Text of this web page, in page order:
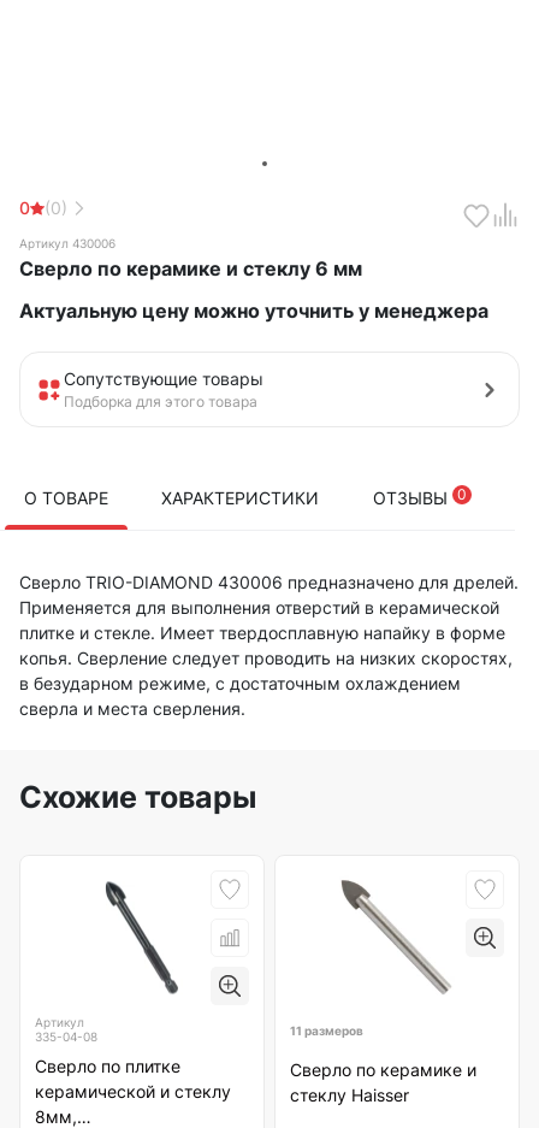
0 (0)
Артикул 430006
Сверло по керамике и стеклу 6 мм
Актуальную цену можно уточнить у менеджера
Сопутствующие товары
Подборка для этого товара
О ТОВАРЕ ХАРАКТЕРИСТИКИ ОТЗЫВЫ 0
Сверло TRIO-DIAMOND 430006 предназначено для дрелей.
Применяется для выполнения отверстий в керамической
плитке и стекле. Имеет твердосплавную напайку в форме
копья. Сверление следует проводить на низких скоростях,
в безударном режиме, с достаточным охлаждением
сверла и места сверления.
Схожие товары
Артикул
335-04-08
Сверло по плитке
керамической и стеклу
8мм,
11 размеров
Сверло по керамике и
стеклу Haisser